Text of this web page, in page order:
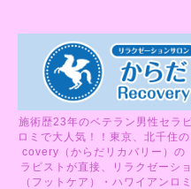
施術歴23年のベテラン男性セラ
ロミで大人気！！東京、北千住
covery（からだリカバリー）の
ラピストが直接、リラクゼーシ
（フットケア）・ハワイアンロ